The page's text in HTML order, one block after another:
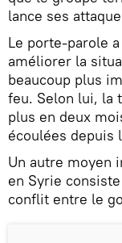
lance ses
Le porte-parole
améliorer la
beaucoup plus
feu. Selon lui, la
plus en deux
écoulées depuis
Un autre moyen
en Syrie
conflit entre le